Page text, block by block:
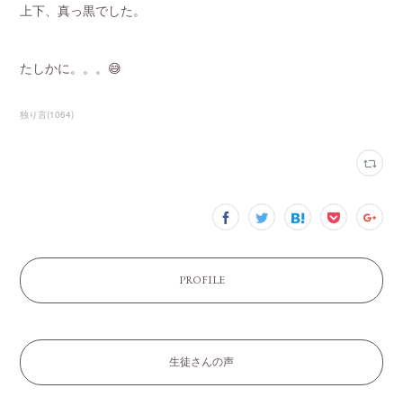
上下、真っ黒でした。
たしかに。。。😅
独り言(1064)
PROFILE
生徒さんの声